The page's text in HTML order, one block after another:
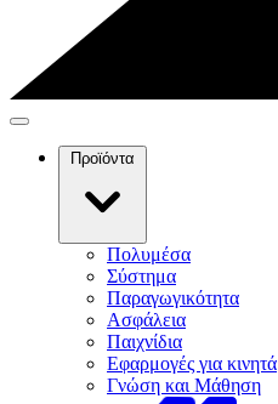
Προϊόντα
Πολυμέσα
Σύστημα
Παραγωγικότητα
Ασφάλεια
Παιχνίδια
Εφαρμογές για κινητά
Γνώση και Μάθηση